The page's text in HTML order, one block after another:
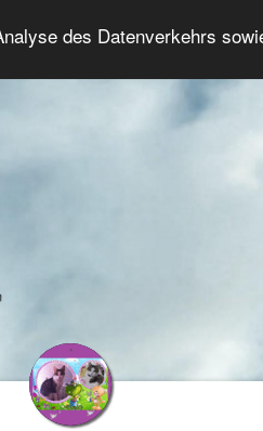
des Datenverkehrs
Login/Register